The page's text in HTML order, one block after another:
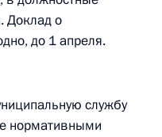
31 и 151 Уголовно-
Доклад о
до 1 апреля.
службу
нормативными